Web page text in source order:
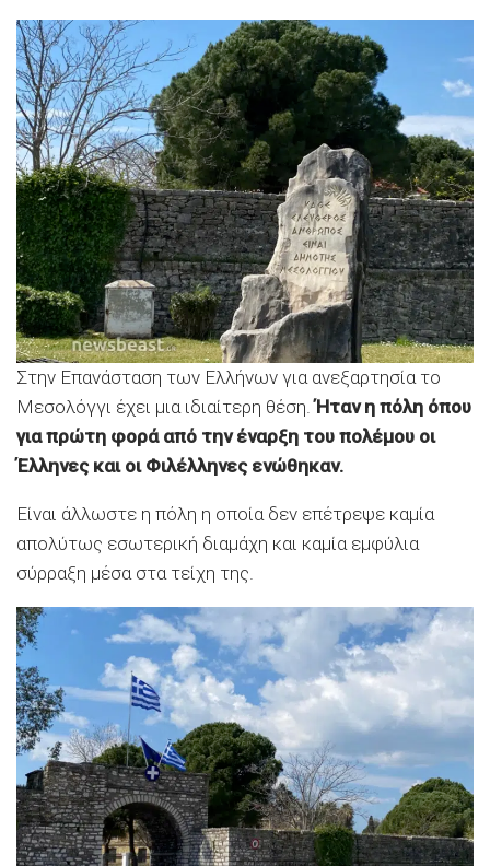
Στην Επανάσταση των Ελλήνων για ανεξαρτησία το
Μεσολόγγι έχει μια ιδιαίτερη θέση.Ήταν η πόλη όπου
για πρώτη φορά από την έναρξη του πολέμου οι
Έλληνες και οι Φιλέλληνες ενώθηκαν.
Είναι άλλωστε η πόλη η οποία δεν επέτρεψε καμία
απολύτως εσωτερική διαμάχη και καμία εμφύλια
σύρραξη μέσα στα τείχη της.